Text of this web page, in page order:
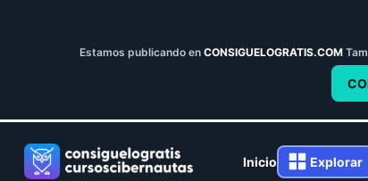
Estamos publicando en CONSIGUELOGRATIS.COM
Inicio Explorar